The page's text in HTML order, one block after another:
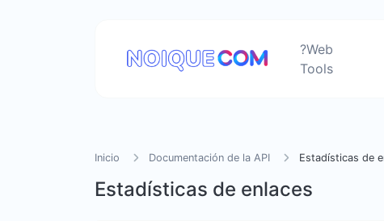
?Web
Tools
Inicio Documentación de la API Estadísticas de
Estadísticas de enlaces